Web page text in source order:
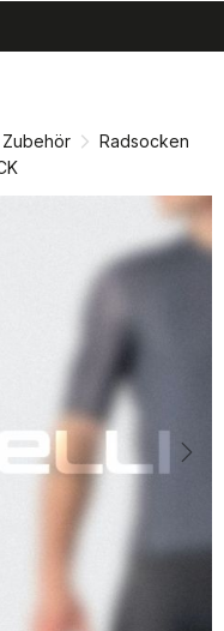
Zubehör
Radsocken